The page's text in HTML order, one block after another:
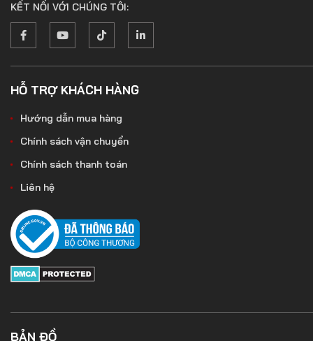
KẾT NỐI VỚI CHÚNG TÔI:
HỖ TRỢ KHÁCH HÀNG
Hướng dẫn mua hàng
Chính sách vận chuyển
Chính sách thanh toán
Liên hệ
BẢN ĐỒ